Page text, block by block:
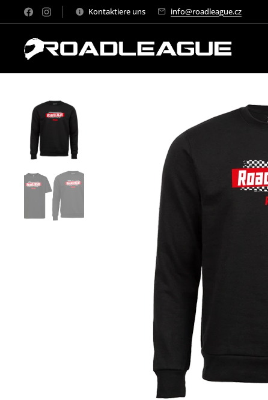
Kontaktiere uns info@roadleague.cz